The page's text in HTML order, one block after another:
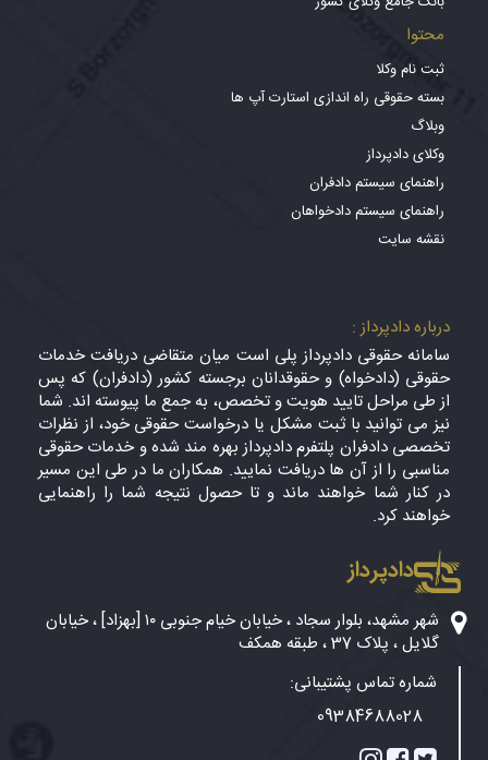
محتوا
ثبت نام وکلا
بسته حقوقی راه اندازی استارت آپ ها
وبلاگ
وکلای دادپرداز
راهنمای سیستم دادفران
راهنمای سیستم دادخواهان
نقشه سایت
درباره دادپرداز :
سامانه حقوقی دادپرداز پلی است میان متقاضی دریافت خدمات
حقوقی (دادخواه) و حقوقدانان برجسته کشور (دادفران) که پس
از طی مراحل تایید هویت و تخصص، به جمع ما پیوسته اند. شما
نیز می توانید با ثبت مشکل یا درخواست حقوقی خود، از نظرات
تخصصی دادفران پلتفرم دادپرداز بهره مند شده و خدمات حقوقی
مناسبی را از آن ها دریافت نمایید. همکاران ما در طی این مسیر
در کنار شما خواهند ماند و تا حصول نتیجه شما را راهنمایی
خواهند کرد.
دادپرداز
شهر مشهد، بلوار سجاد ، خیابان خیام جنوبی ۱۰ [بهزاد] ، خیابان
گلایل ، پلاک 37 ، طبقه همکف
شماره تماس پشتیبانی:
09384688028